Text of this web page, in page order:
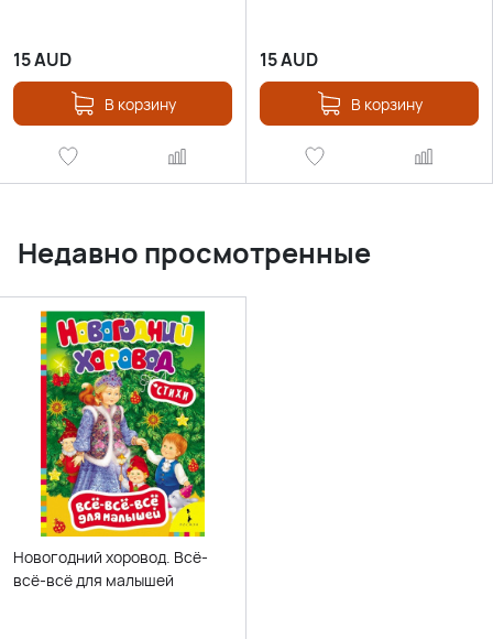
15AUD
В корзину
15AUD
В корзину
Недавно просмотренные
Новогодний хоровод. Всё-
всё-всё для малышей